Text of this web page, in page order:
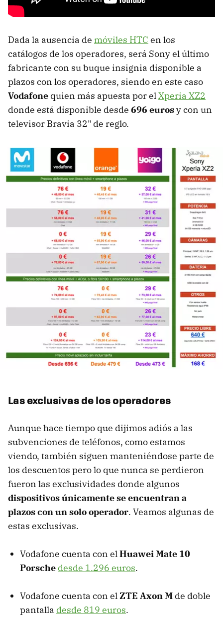
Dada la ausencia de móviles HTC en los
catálogos de los operadores, será Sony el último
fabricante con su buque insignia disponible a
plazos con los operadores, siendo en este caso
Vodafone quien más apuesta por elXperia XZ2
donde está disponible desde 696 eurosy con un
televisor Bravia 32" de reglo.
Las exclusivas de los operadores
Aunque hace tiempo que dijimos adiós a las
subvenciones de teléfonos, como estamos
viendo, también siguen manteniéndose parte de
los descuentos pero lo que nunca se perdieron
fueron las exclusividades donde algunos
dispositivos únicamente se encuentran a
plazos con un solo operador. Veamos algunas de
estas exclusivas.
Vodafone cuenta con elHuawei Mate 10
Porsche desde 1.296 euros.
Vodafone cuenta con elZTE Axon M de doble
pantalla desde 819 euros.